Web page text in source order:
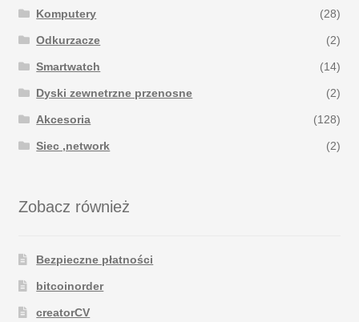
Komputery (28)
Odkurzacze (2)
Smartwatch (14)
Dyski zewnetrzne przenosne (2)
Akcesoria (128)
Siec ,network (2)
Zobacz również
Bezpieczne płatności
bitcoinorder
creatorCV